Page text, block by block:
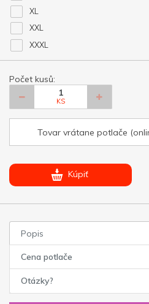
XL
XXL
XXXL
Počet kusů:
KS
Tovar vrátane potlače
Kúpiť
Popis
Cena potlače
Otázky?